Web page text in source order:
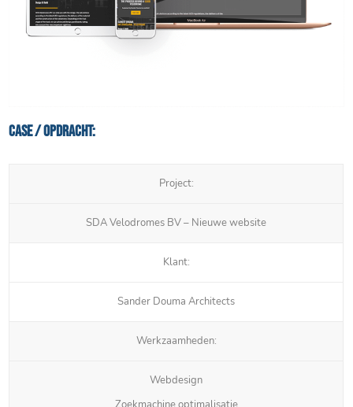
Case / Opdracht:
Project:
SDA Velodromes BV – Nieuwe website
Klant:
Sander Douma Architects
Werkzaamheden:
Webdesign